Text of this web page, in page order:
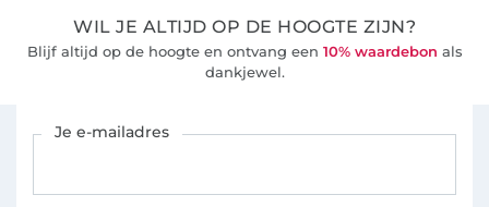
WIL JE ALTIJD OP DE HOOGTE ZIJN?
Blijf altijd op de hoogte en ontvang een 10% waardebon als
dankjewel.
Je e-mailadres